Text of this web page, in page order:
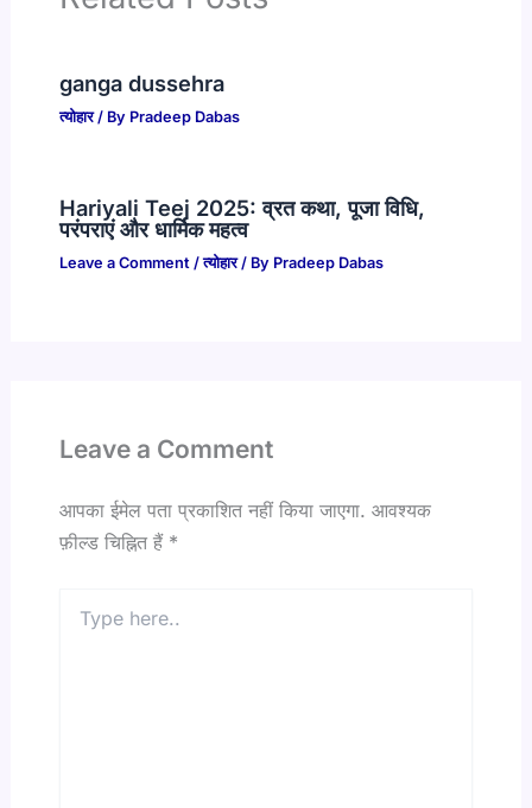
ganga dussehra
त्योहार/ By Pradeep Dabas
Hariyali Teej 2025: व्रत कथा, पूजा विधि,
परंपराएं और धार्मिक महत्व
Leave a Comment /त्योहार/ By Pradeep Dabas
Leave a Comment
आपका ईमेल पता प्रकाशित नहीं किया जाएगा. आवश्यक
फ़ील्ड चिह्नित हैं *
here..